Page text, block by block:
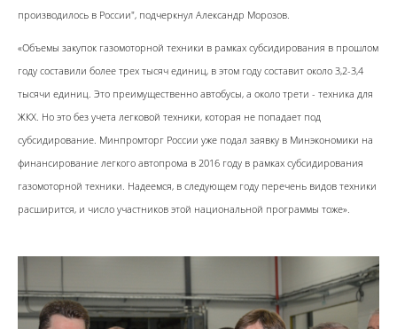
производилось в России", подчеркнул Александр Морозов.
«Объемы закупок газомоторной техники в рамках субсидирования в прошлом
году составили более трех тысяч единиц, в этом году составит около 3,2-3,4
тысячи единиц. Это преимущественно автобусы, а около трети - техника для
ЖКХ. Но это без учета легковой техники, которая не попадает под
субсидирование. Минпромторг России уже подал заявку в Минэкономики на
финансирование легкого автопрома в 2016 году в рамках субсидирования
газомоторной техники. Надеемся, в следующем году перечень видов техники
расширится, и число участников этой национальной программы тоже».